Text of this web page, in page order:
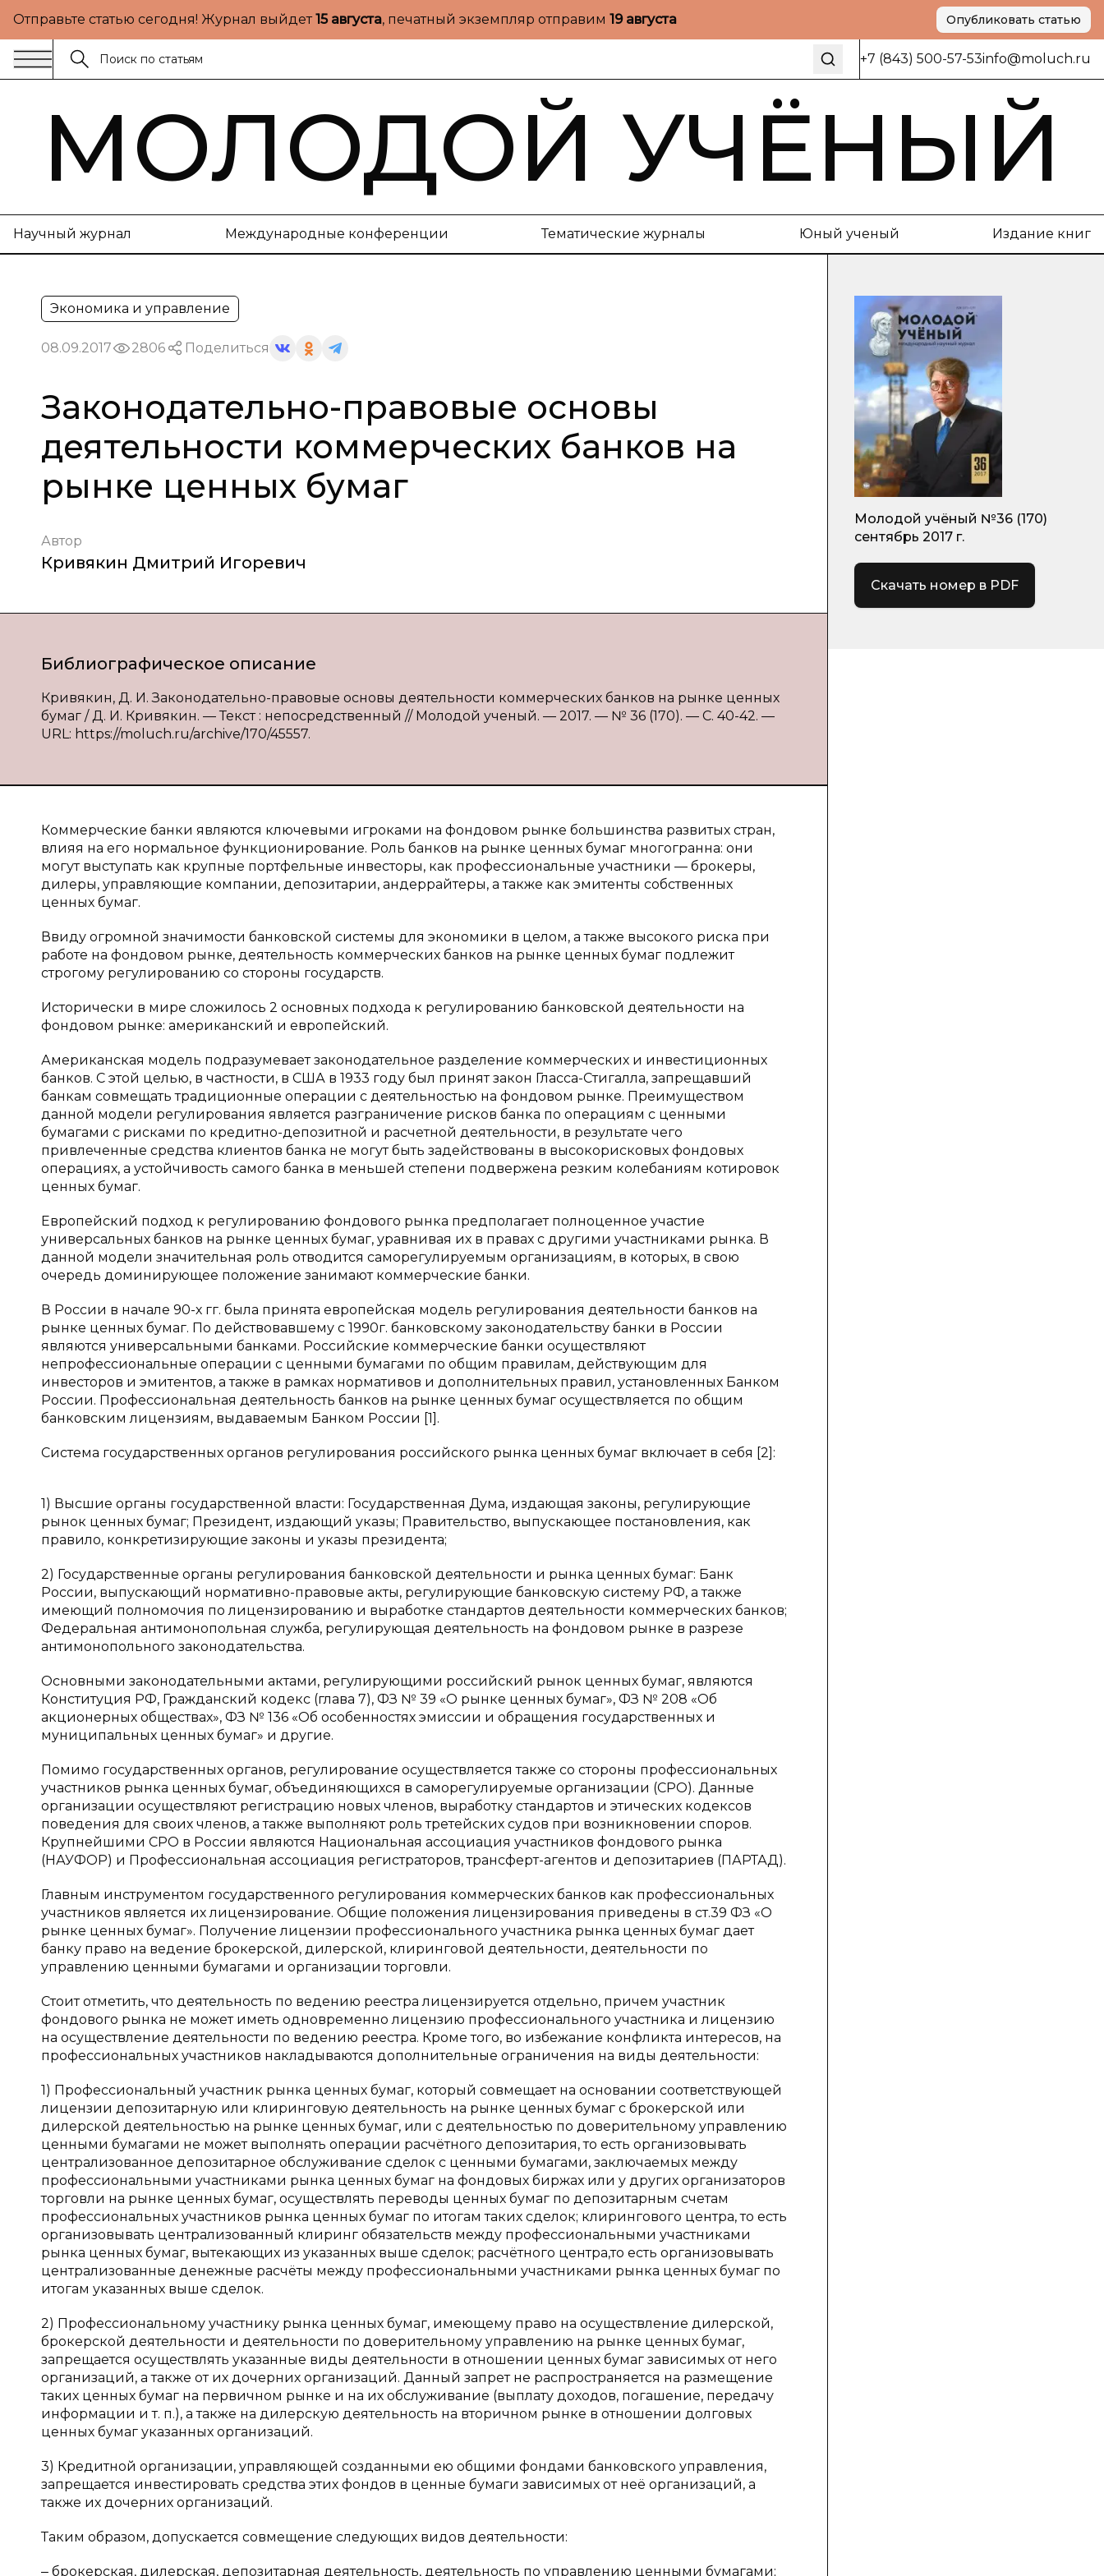
Отправьте статью сегодня! Журнал выйдет15 августа, печатный экземпляр отправим 19 августа Опубликовать статью
+7 (843) 500-57-53info@moluch.ru
МОЛОДОЙ УЧЁНЫЙ
Научный журнал Международные конференции Тематические журналы Юный ученый Издание книг
Экономика и управление
08.09.2017 2806 Поделиться
Законодательно-правовые основы
деятельности коммерческих банков на
рынке ценных бумаг
Автор
Кривякин Дмитрий Игоревич
Библиографическое описание
Кривякин, Д. И. Законодательно-правовые основы деятельности коммерческих банков на рынке ценных
бумаг / Д. И. Кривякин. — Текст : непосредственный // Молодой ученый. — 2017. — № 36 (170). — С. 40-42. —
URL: https://moluch.ru/archive/170/45557.
Коммерческие банки являются ключевыми игроками на фондовом рынке большинства развитых стран,
влияя на его нормальное функционирование. Роль банков на рынке ценных бумаг многогранна: они
могут выступать как крупные портфельные инвесторы, как профессиональные участники — брокеры,
дилеры, управляющие компании, депозитарии, андеррайтеры, а также как эмитенты собственных
ценных бумаг.
Ввиду огромной значимости банковской системы для экономики в целом, а также высокого риска при
работе на фондовом рынке, деятельность коммерческих банков на рынке ценных бумаг подлежит
строгому регулированию со стороны государств.
Исторически в мире сложилось 2 основных подхода к регулированию банковской деятельности на
фондовом рынке: американский и европейский.
Американская модель подразумевает законодательное разделение коммерческих и инвестиционных
банков. С этой целью, в частности, в США в 1933 году был принят закон Гласса-Стигалла, запрещавший
банкам совмещать традиционные операции с деятельностью на фондовом рынке. Преимуществом
данной модели регулирования является разграничение рисков банка по операциям с ценными
бумагами с рисками по кредитно-депозитной и расчетной деятельности, в результате чего
привлеченные средства клиентов банка не могут быть задействованы в высокорисковых фондовых
операциях, а устойчивость самого банка в меньшей степени подвержена резким колебаниям котировок
ценных бумаг.
Европейский подход к регулированию фондового рынка предполагает полноценное участие
универсальных банков на рынке ценных бумаг, уравнивая их в правах с другими участниками рынка. В
данной модели значительная роль отводится саморегулируемым организациям, в которых, в свою
очередь доминирующее положение занимают коммерческие банки.
В России в начале 90-х гг. была принята европейская модель регулирования деятельности банков на
рынке ценных бумаг. По действовавшему с 1990г. банковскому законодательству банки в России
являются универсальными банками. Российские коммерческие банки осуществляют
непрофессиональные операции с ценными бумагами по общим правилам, действующим для
инвесторов и эмитентов, а также в рамках нормативов и дополнительных правил, установленных Банком
России. Профессиональная деятельность банков на рынке ценных бумаг осуществляется по общим
банковским лицензиям, выдаваемым Банком России [1].
Система государственных органов регулирования российского рынка ценных бумаг включает в себя [2]:
1) Высшие органы государственной власти: Государственная Дума, издающая законы, регулирующие
рынок ценных бумаг; Президент, издающий указы; Правительство, выпускающее постановления, как
правило, конкретизирующие законы и указы президента;
2) Государственные органы регулирования банковской деятельности и рынка ценных бумаг: Банк
России, выпускающий нормативно-правовые акты, регулирующие банковскую систему РФ, а также
имеющий полномочия по лицензированию и выработке стандартов деятельности коммерческих банков;
Федеральная антимонопольная служба, регулирующая деятельность на фондовом рынке в разрезе
антимонопольного законодательства.
Основными законодательными актами, регулирующими российский рынок ценных бумаг, являются
Конституция РФ, Гражданский кодекс (глава 7), ФЗ № 39 «О рынке ценных бумаг», ФЗ № 208 «Об
акционерных обществах», ФЗ № 136 «Об особенностях эмиссии и обращения государственных и
муниципальных ценных бумаг» и другие.
Помимо государственных органов, регулирование осуществляется также со стороны профессиональных
участников рынка ценных бумаг, объединяющихся в саморегулируемые организации (СРО). Данные
организации осуществляют регистрацию новых членов, выработку стандартов и этических кодексов
поведения для своих членов, а также выполняют роль третейских судов при возникновении споров.
Крупнейшими СРО в России являются Национальная ассоциация участников фондового рынка
(НАУФОР) и Профессиональная ассоциация регистраторов, трансферт-агентов и депозитариев (ПАРТАД).
Главным инструментом государственного регулирования коммерческих банков как профессиональных
участников является их лицензирование. Общие положения лицензирования приведены в ст.39 ФЗ «О
рынке ценных бумаг». Получение лицензии профессионального участника рынка ценных бумаг дает
банку право на ведение брокерской, дилерской, клиринговой деятельности, деятельности по
управлению ценными бумагами и организации торговли.
Стоит отметить, что деятельность по ведению реестра лицензируется отдельно, причем участник
фондового рынка не может иметь одновременно лицензию профессионального участника и лицензию
на осуществление деятельности по ведению реестра. Кроме того, во избежание конфликта интересов, на
профессиональных участников накладываются дополнительные ограничения на виды деятельности:
1) Профессиональный участник рынка ценных бумаг, который совмещает на основании соответствующей
лицензии депозитарную или клиринговую деятельность на рынке ценных бумаг с брокерской или
дилерской деятельностью на рынке ценных бумаг, или с деятельностью по доверительному управлению
ценными бумагами не может выполнять операции расчётного депозитария, то есть организовывать
централизованное депозитарное обслуживание сделок с ценными бумагами, заключаемых между
профессиональными участниками рынка ценных бумаг на фондовых биржах или у других организаторов
торговли на рынке ценных бумаг, осуществлять переводы ценных бумаг по депозитарным счетам
профессиональных участников рынка ценных бумаг по итогам таких сделок; клирингового центра, то есть
организовывать централизованный клиринг обязательств между профессиональными участниками
рынка ценных бумаг, вытекающих из указанных выше сделок; расчётного центра,то есть организовывать
централизованные денежные расчёты между профессиональными участниками рынка ценных бумаг по
итогам указанных выше сделок.
2) Профессиональному участнику рынка ценных бумаг, имеющему право на осуществление дилерской,
брокерской деятельности и деятельности по доверительному управлению на рынке ценных бумаг,
запрещается осуществлять указанные виды деятельности в отношении ценных бумаг зависимых от него
организаций, а также от их дочерних организаций. Данный запрет не распространяется на размещение
таких ценных бумаг на первичном рынке и на их обслуживание (выплату доходов, погашение, передачу
информации и т. п.), а также на дилерскую деятельность на вторичном рынке в отношении долговых
ценных бумаг указанных организаций.
3) Кредитной организации, управляющей созданными ею общими фондами банковского управления,
запрещается инвестировать средства этих фондов в ценные бумаги зависимых от неё организаций, а
также их дочерних организаций.
Таким образом, допускается совмещение следующих видов деятельности:
‒ брокерская, дилерская, депозитарная деятельность, деятельность по управлению ценными бумагами;
Молодой учёный №36 (170)
сентябрь 2017 г.
Скачать номер в PDF